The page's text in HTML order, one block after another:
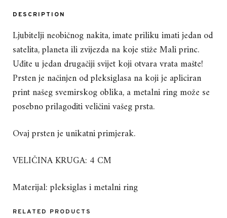
DESCRIPTION
Ljubitelji neobičnog nakita, imate priliku imati jedan od
satelita, planeta ili zvijezda na koje stiže Mali princ.
Uđite u jedan drugačiji svijet koji otvara vrata mašte!
Prsten je načinjen od pleksiglasa na koji je apliciran
print našeg svemirskog oblika, a metalni ring može se
posebno prilagoditi veličini vašeg prsta.
Ovaj prsten je unikatni primjerak.
VELIČINA KRUGA: 4 CM
Materijal: pleksiglas i metalni ring
RELATED PRODUCTS